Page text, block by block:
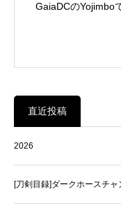
GaiaDCのYojimbo
直近投稿
2026
[刀剣目録]ダークホースチ